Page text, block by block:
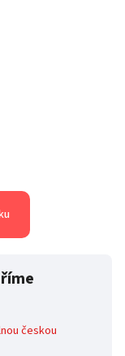
českou